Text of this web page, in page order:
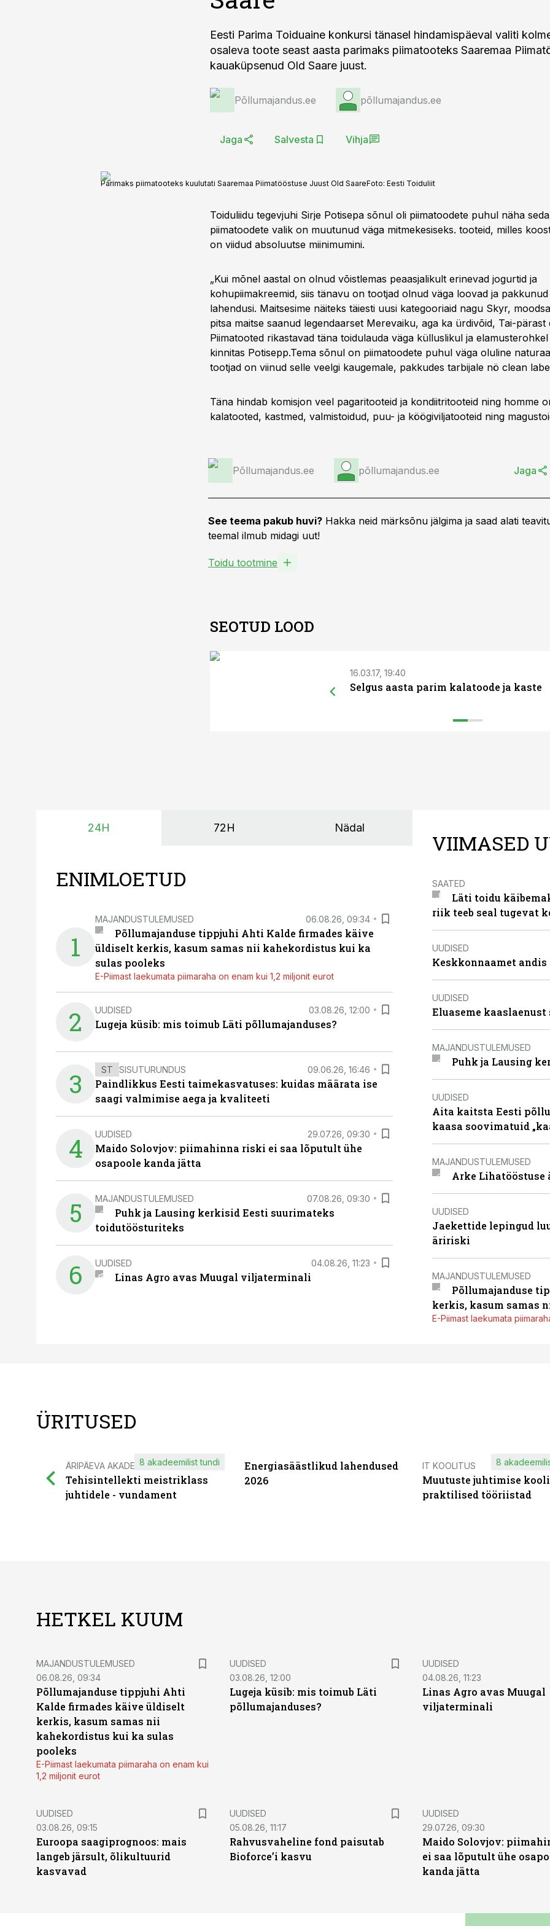
Eesti Parima Toiduaine konkursi tänasel hindamispäeval valiti
osaleva toote seast aasta parimaks piimatooteks Saaremaa
kauaküpsenud Old Saare juust.
Põllumajandus.ee põllumajandus.ee
Jaga Salvesta Vihja
Parimaks piimatooteks kuulutati Saaremaa Piimatööstuse Juust Old SaareFoto: Eesti Toiduliit
Toiduliidu tegevjuhi Sirje Potisepa sõnul oli piimatoodete puhul näha
piimatoodete valik on muutunud väga mitmekesiseks. tooteid, milles
on viidud absoluutse miinimumini.
„Kui mõnel aastal on olnud võistlemas peaasjalikult erinevad jogurtid ja
kohupiimakreemid, siis tänavu on tootjad olnud väga loovad ja
lahendusi. Maitsesime näiteks täiesti uusi kategooriaid nagu Skyr,
pitsa maitse saanud legendaarset Merevaiku, aga ka ürdivõid, Tai-pärast
Piimatooted rikastavad täna toidulauda väga külluslikul ja elamusterohkel
kinnitas Potisepp.Tema sõnul on piimatoodete puhul väga oluline
tootjad on viinud selle veelgi kaugemale, pakkudes tarbijale nö clean
Täna hindab komisjon veel pagaritooteid ja kondiitritooteid ning homme
kalatooted, kastmed, valmistoidud, puu- ja köögiviljatooteid ning
Põllumajandus.ee põllumajandus.ee Jaga
See teema pakub huvi? Hakka neid märksõnu jälgima ja saad alati
teemal ilmub midagi uut!
Toidu tootmine
SEOTUD LOOD
16.03.17, 19:40
Selgus aasta parim kalatoode ja kaste
24H 72H Nädal
ENIMLOETUD
1
MAJANDUSTULEMUSED 06.08.26, 09:34
Põllumajanduse tippjuhi Ahti Kalde firmades käive
üldiselt kerkis, kasum samas nii kahekordistus kui ka
sulas pooleks
E-Piimast laekumata piimaraha on enam kui 1,2 miljonit eurot
2 UUDISED 03.08.26, 12:00
Lugeja küsib: mis toimub Läti põllumajanduses?
3 ST SISUTURUNDUS 09.06.26, 16:46
Paindlikkus Eesti taimekasvatuses: kuidas määrata ise
saagi valmimise aega ja kvaliteeti
4 UUDISED 29.07.26, 09:30
Maido Solovjov: piimahinna riski ei saa lõputult ühe
osapoole kanda jätta
5 MAJANDUSTULEMUSED 07.08.26, 09:30
Puhk ja Lausing kerkisid Eesti suurimateks
toidutöösturiteks
6 UUDISED 04.08.26, 11:23
Linas Agro avas Muugal viljaterminali
VIIMASED
SAATED
Läti toidu
riik teeb seal tugevat
UUDISED
Keskkonnaamet
UUDISED
Eluaseme kaaslaenust
MAJANDUSTULEMUSED
Puhk ja Lausing
UUDISED
Aita kaitsta Eesti
kaasa soovimatuid
MAJANDUSTULEMUSED
Arke Lihatööstuse
UUDISED
Jaekettide lepingud
äririski
MAJANDUSTULEMUSED
Põllumajanduse
kerkis, kasum samas
E-Piimast laekumata
ÜRITUSED
ÄRIPÄEVA AKADEEMIA
Tehisintellekti meistriklass
juhtidele - vundament
8 akadeemilist tundi
Energiasäästlikud lahendused
2026
IT KOOLITUS
Muutuste juhtimise
praktilised tööriistad
8
HETKEL KUUM
MAJANDUSTULEMUSED
06.08.26, 09:34
Põllumajanduse tippjuhi Ahti
Kalde firmades käive üldiselt
kerkis, kasum samas nii
kahekordistus kui ka sulas
pooleks
E-Piimast laekumata piimaraha on enam kui
1,2 miljonit eurot
UUDISED
03.08.26, 12:00
Lugeja küsib: mis toimub Läti
põllumajanduses?
UUDISED
04.08.26, 11:23
Linas Agro avas Muugal
viljaterminali
UUDISED
03.08.26, 09:15
Euroopa saagiprognoos: mais
langeb järsult, õlikultuurid
kasvavad
UUDISED
05.08.26, 11:17
Rahvusvaheline fond paisutab
Bioforce’i kasvu
UUDISED
29.07.26, 09:30
Maido Solovjov:
ei saa lõputult ühe
kanda jätta